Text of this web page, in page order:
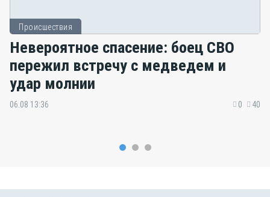
Происшествия
Невероятное спасение: боец СВО
пережил встречу с медведем и
удар молнии
06.08 13:36 0 40